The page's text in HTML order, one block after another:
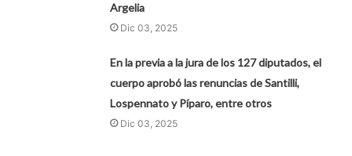
Argelia
Dic 03, 2025
En la previa a la jura de los 127 diputados, el
cuerpo aprobó las renuncias de Santilli,
Lospennato y Píparo, entre otros
Dic 03, 2025